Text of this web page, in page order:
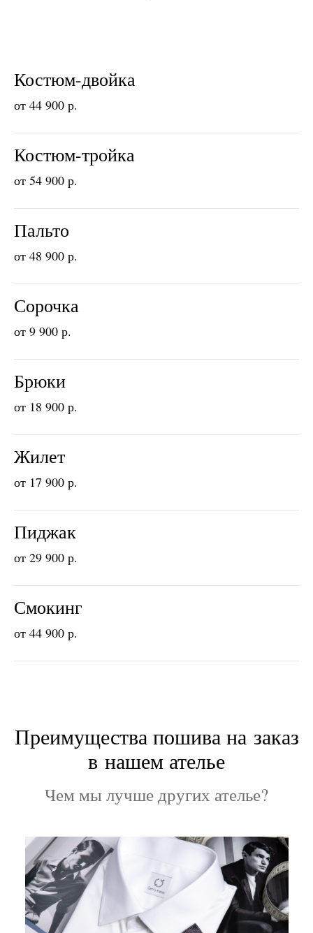
Костюм-двойка
от 44 900 р.
Костюм-тройка
от 54 900 р.
Пальто
от 48 900 р.
Сорочка
от 9 900 р.
Брюки
от 18 900 р.
Жилет
от 17 900 р.
Пиджак
от 29 900 р.
Смокинг
от 44 900 р.
Преимущества пошива на заказ
в нашем ателье
Чем мы лучше других ателье?